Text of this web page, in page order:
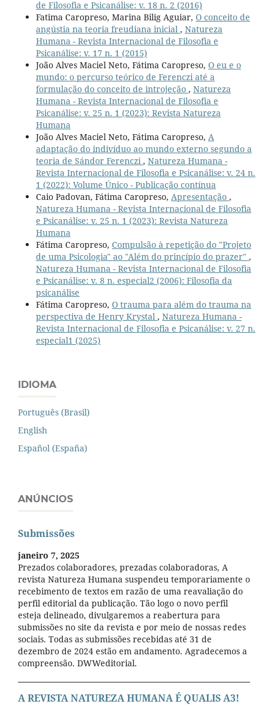
de Filosofia e Psicanálise: v. 18 n. 2 (2016)
Fatima Caropreso, Marina Bilig Aguiar, O conceito de
angústia na teoria freudiana inicial , Natureza
Humana - Revista Internacional de Filosofia e
Psicanálise: v. 17 n. 1 (2015)
João Alves Maciel Neto, Fátima Caropreso, O eu e o
mundo: o percurso teórico de Ferenczi até a
formulação do conceito de introjeção , Natureza
Humana - Revista Internacional de Filosofia e
Psicanálise: v. 25 n. 1 (2023): Revista Natureza
Humana
João Alves Maciel Neto, Fátima Caropreso, A
adaptação do indivíduo ao mundo externo segundo a
teoria de Sándor Ferenczi, Natureza Humana -
Revista Internacional de Filosofia e Psicanálise: v. 24 n.
1 (2022): Volume Único - Publicação contínua
Caio Padovan, Fátima Caropreso, Apresentação ,
Natureza Humana - Revista Internacional de Filosofia
e Psicanálise: v. 25 n. 1 (2023): Revista Natureza
Humana
Fátima Caropreso, Compulsão à repetição do "Projeto
de uma Psicologia" ao "Além do princípio do prazer" ,
Natureza Humana - Revista Internacional de Filosofia
e Psicanálise: v. 8 n. especial2 (2006): Filosofia da
psicanálise
Fátima Caropreso, O trauma para além do trauma na
perspectiva de Henry Krystal , Natureza Humana -
Revista Internacional de Filosofia e Psicanálise: v. 27 n.
especial1 (2025)
IDIOMA
Português (Brasil)
English
Español (España)
ANÚNCIOS
Submissões
janeiro 7, 2025
Prezados colaboradores, prezadas colaboradoras, A
revista Natureza Humana suspendeu temporariamente o
recebimento de textos em razão de uma reavaliação do
perfil editorial da publicação. Tão logo o novo perfil
esteja delineado, divulgaremos a reabertura para
submissões no site da revista e por meio de nossas redes
sociais. Todas as submissões recebidas até 31 de
dezembro de 2024 estão em andamento. Agradecemos a
compreensão. DWWeditorial.
A REVISTA NATUREZA HUMANA É QUALIS A3!